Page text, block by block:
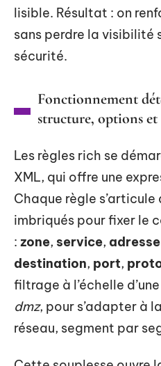
lisible. Résultat : on
sans perdre la visibilité
sécurité.
Fonctionnement
structure, options et
Les règles rich se
XML, qui offre une
Chaque règle
imbriqués pour fixer le
: zone, service,
destination, port,
filtrage à l’échelle
dmz, pour s’adapter à
réseau, segment par